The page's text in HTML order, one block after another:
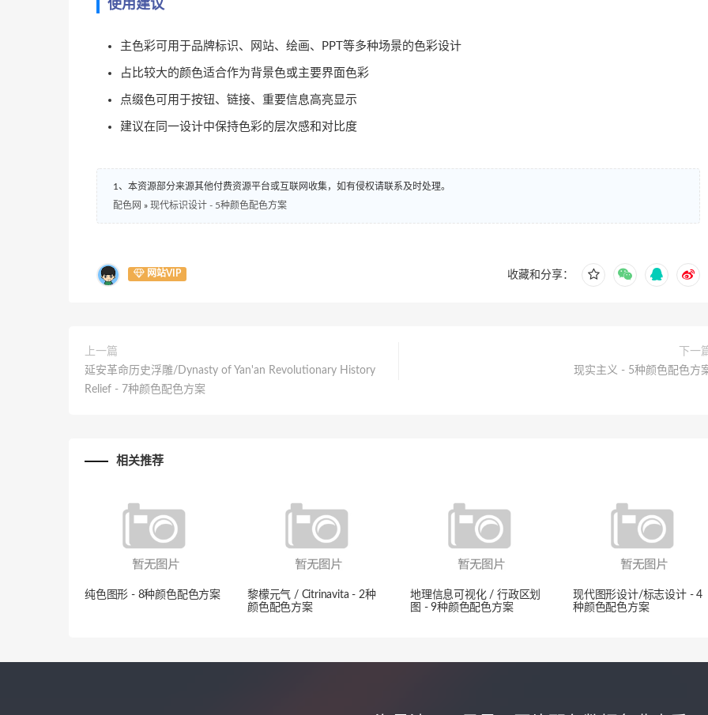
使用建议
主色彩可用于品牌标识、网站、绘画、PPT等多种场景的色彩设计
占比较大的颜色适合作为背景色或主要界面色彩
点缀色可用于按钮、链接、重要信息高亮显示
建议在同一设计中保持色彩的层次感和对比度
1、本资源部分来源其他付费资源平台或互联网收集，如有侵权请联系及时处理。
配色网 » 现代标识设计 - 5种颜色配色方案
网站VIP 收藏和分享：
上一篇
延安革命历史浮雕/Dynasty of Yan'an Revolutionary History
Relief - 7种颜色配色方案
下一
现实主义 - 5种颜色配色方
相关推荐
纯色图形 - 8种颜色配色方案
黎檬元气 / Citrinavita - 2种
颜色配色方案
地理信息可视化 / 行政区划
图 - 9种颜色配色方案
现代图形设计/标志设计 - 4
种颜色配色方案